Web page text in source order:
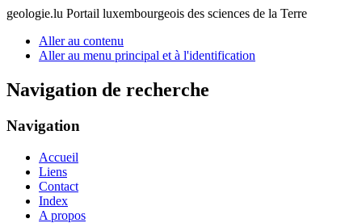
geologie.lu Portail luxembourgeois des sciences de la Terre
Aller au contenu
Aller au menu principal et à l'identification
Navigation de recherche
Navigation
Accueil
Liens
Contact
Index
A propos